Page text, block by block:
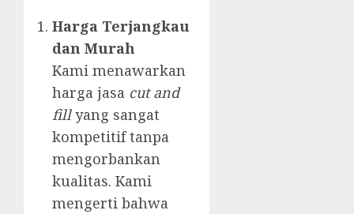
Harga Terjangkau
dan Murah
Kami menawarkan
harga jasa cut and
fillyang sangat
kompetitif tanpa
mengorbankan
kualitas. Kami
mengerti bahwa